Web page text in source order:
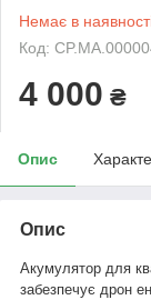
Немає в
Код:
4 000 ₴
Опис
Опис
Акумулятор для
забезпечує дрон